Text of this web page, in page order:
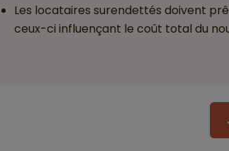
Les locataires surendettés doivent
ceux-ci influençant le coût total du